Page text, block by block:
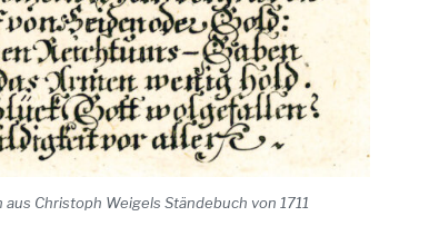
Christoph Weigels Ständebuch von 1711